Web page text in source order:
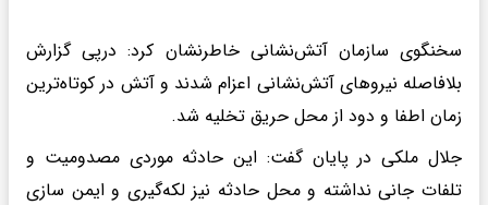
سخنگوی سازمان آتش‌نشانی خاطرنشان کرد: درپی گزارش
بلافاصله نیروهای آتش‌نشانی اعزام شدند و آتش در کوتاه‌ترین
زمان اطفا و دود از محل حریق تخلیه شد.
جلال ملکی در پایان گفت: این حادثه موردی مصدومیت و
تلفات جانی نداشته و محل حادثه نیز لکه‌گیری و ایمن سازی